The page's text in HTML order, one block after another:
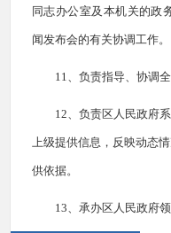
同志办公室及本机关的政
闻发布会的有关协调工作。
11、负责指导、协调
12、负责区人民政府
上级提供信息，反映动态
供依据。
13、承办区人民政府